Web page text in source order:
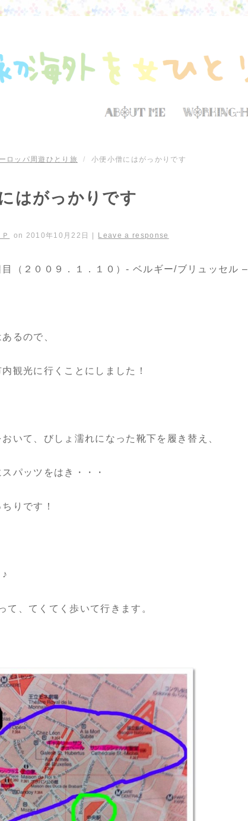
ロッパ周遊ひとり旅 / 小便小僧にはがっかりです
はがっかりです
on 2010年10月22日 Leave a response
（２００９．１．１０）- ベルギー/ブリュッセル –
るので、
観光に行くことにしました！
いて、びしょ濡れになった靴下を履き替え、
パッツをはき・・・
りです！
て、てくてく歩いて行きます。